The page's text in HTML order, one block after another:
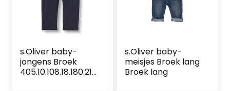
s.Oliver baby-
jongens Broek
405.10.108.18.180.210
s.Oliver baby-
meisjes Broek lang
Broek lang